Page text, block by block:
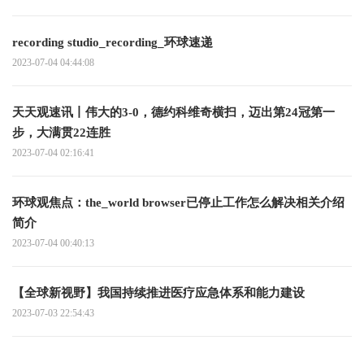
recording studio_recording_环球速递
2023-07-04 04:44:08
天天观速讯丨伟大的3-0，德约科维奇横扫，迈出第24冠第一
步，大满贯22连胜
2023-07-04 02:16:41
环球观焦点：the_world browser已停止工作怎么解决相关介绍
简介
2023-07-04 00:40:13
【全球新视野】我国持续推进医疗应急体系和能力建设
2023-07-03 22:54:43